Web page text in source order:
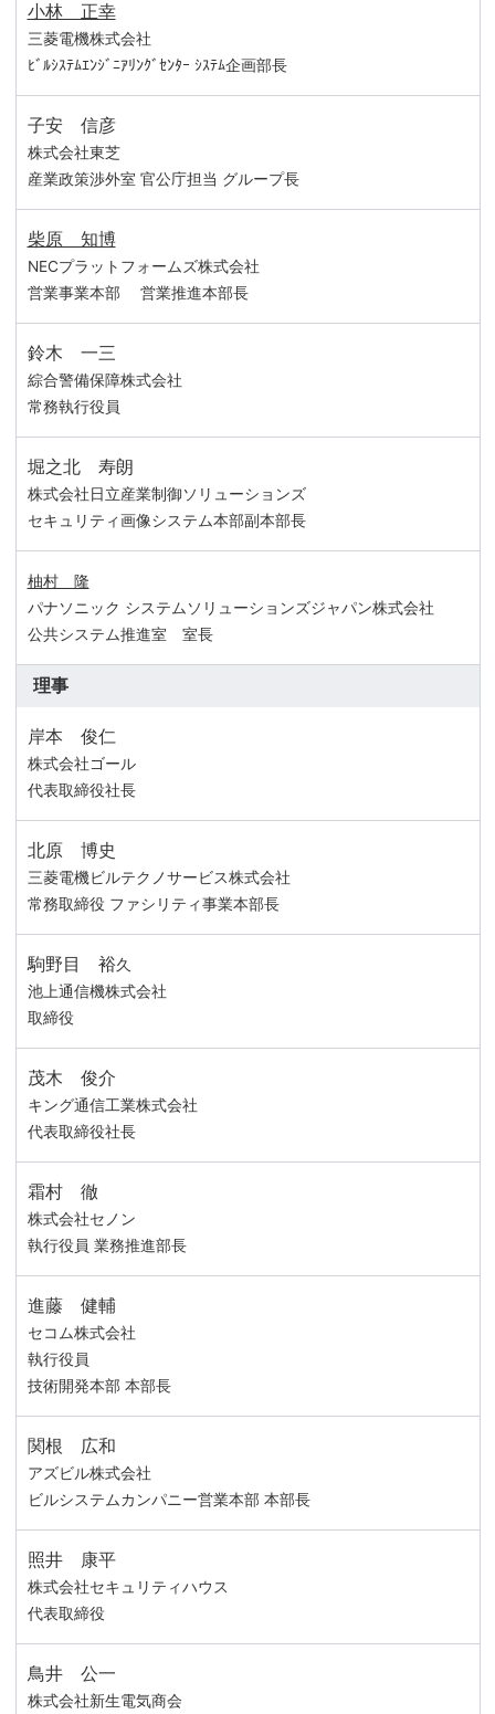
小林 正幸
三菱電機株式会社
ﾋﾞﾙｼｽﾃﾑｴﾝｼﾞﾆｱﾘﾝｸﾞｾﾝﾀｰ ｼｽﾃﾑ企画部長
子安 信彦
株式会社東芝
産業政策渉外室 官公庁担当 グループ長
柴原 知博
NECプラットフォームズ株式会社
営業事業本部
営業推進本部長
鈴木 一三
綜合警備保障株式会社
常務執行役員
堀之北 寿朗
株式会社日立産業制御ソリューションズ
セキュリティ画像システム本部副本部長
柚村 隆
パナソニック システムソリューションズジャパン株式会社
公共システム推進室 室長
理事
岸本 俊仁
株式会社ゴール
代表取締役社長
北原 博史
三菱電機ビルテクノサービス株式会社
常務取締役 ファシリティ事業本部長
駒野目 裕久
池上通信機株式会社
取締役
茂木 俊介
キング通信工業株式会社
代表取締役社長
霜村 徹
株式会社セノン
執行役員 業務推進部長
進藤 健輔
セコム株式会社
執行役員
技術開発本部 本部長
関根 広和
アズビル株式会社
ビルシステムカンパニー営業本部 本部長
照井 康平
株式会社セキュリティハウス
代表取締役
鳥井 公一
株式会社新生電気商会